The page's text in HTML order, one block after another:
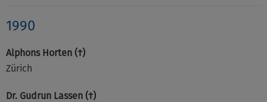
1990
Alphons Horten (†)
Zürich
Dr. Gudrun Lassen (†)